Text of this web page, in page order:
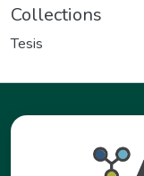
Collections
Tesis